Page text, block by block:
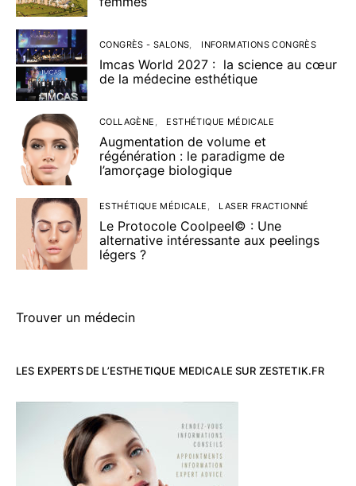
CONGRÈS - SALONS INFORMATIONS CONGRÈS
Imcas World 2027 : la science au cœur
de la médecine esthétique
COLLAGÈNE ESTHÉTIQUE MÉDICALE
Augmentation de volume et
régénération : le paradigme de
l’amorçage biologique
ESTHÉTIQUE MÉDICALE LASER FRACTIONNÉ
Le Protocole Coolpeel© : Une
alternative intéressante aux peelings
légers ?
Trouver un médecin
LES EXPERTS DE L’ESTHETIQUE MEDICALE SUR ZESTETIK.FR